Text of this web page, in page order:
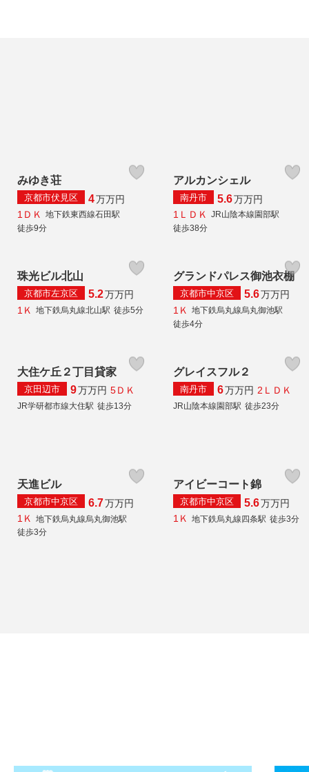
みゆき荘
京都市伏見区 4万万円
1ＤＫ
地下鉄東西線石田駅
徒歩9分
アルカンシェル
南丹市 5.6万万円
1ＬＤＫ
JR山陰本線園部駅
徒歩38分
珠光ビル北山
京都市左京区 5.2万万円
1Ｋ
地下鉄烏丸線北山駅 徒歩5分
グランドパレス御池衣棚
京都市中京区 5.6万万円
1Ｋ
地下鉄烏丸線烏丸御池駅
徒歩4分
大住ケ丘２丁目貸家
京田辺市 9万万円 5ＤＫ
JR学研都市線大住駅 徒歩13分
グレイスフル２
南丹市 6万万円 2ＬＤＫ
JR山陰本線園部駅 徒歩23分
天進ビル
京都市中京区 6.7万万円
1Ｋ
地下鉄烏丸線烏丸御池駅
徒歩3分
アイビーコート錦
京都市中京区 5.6万万円
1Ｋ
地下鉄烏丸線四条駅 徒歩3分